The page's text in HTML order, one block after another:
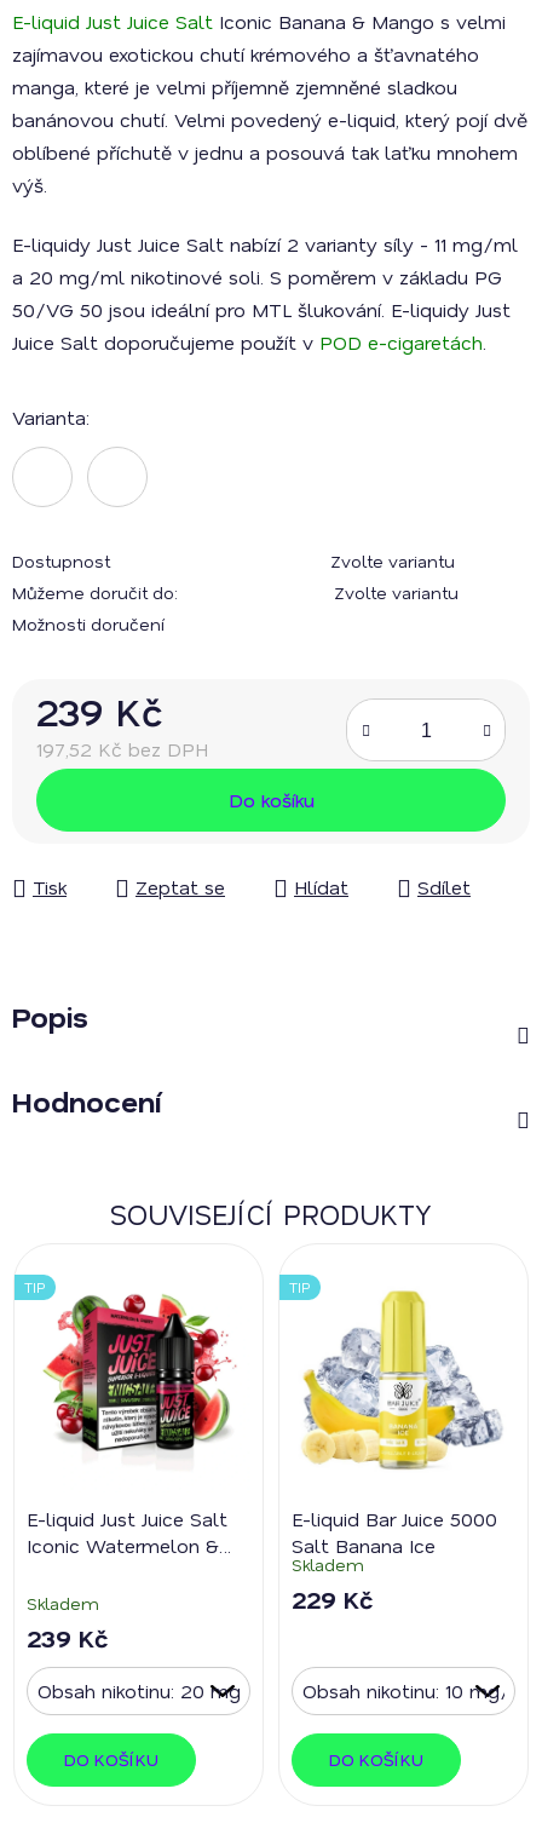
E-liquid Just Juice Salt Iconic Banana & Mango s velmi
zajímavou exotickou chutí krémového a šťavnatého
manga, které je velmi příjemně zjemněné sladkou
banánovou chutí. Velmi povedený e-liquid, který pojí dvě
oblíbené příchutě v jednu a posouvá tak laťku mnohem
výš.
E-liquidy Just Juice Salt nabízí 2 varianty síly - 11 mg/ml
a 20 mg/ml nikotinové soli. S poměrem v základu PG
50/VG 50 jsou ideální pro MTL šlukování. E-liquidy Just
Juice Salt doporučujeme použít v POD e-cigaretách
Varianta:
Dostupnost
Zvolte variantu
Můžeme doručit do:
Zvolte variantu
Možnosti doručení
239 Kč
197,52 Kč bez DPH
Měrná cena:
Do košíku
Tisk Zeptat se Hlídat Sdílet
Popis
Hodnocení
SOUVISEJÍCÍ PRODUKTY
TIP
E-liquid Just Juice Salt
Iconic Watermelon &
Skladem
239 Kč
DO KOŠÍKU
TIP
E-liquid Bar Juice 5000
Salt Banana Ice
Skladem
229 Kč
DO KOŠÍKU